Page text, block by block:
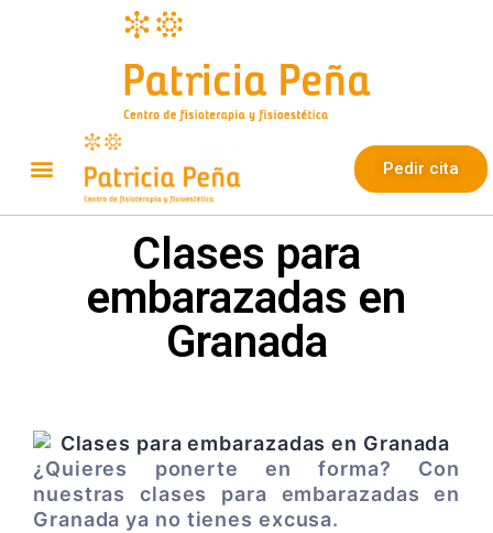
Pedir cita
Clases para
embarazadas en
Granada
¿Quieres ponerte en forma? Con
nuestras clases para embarazadas en
Granada ya no tienes excusa.